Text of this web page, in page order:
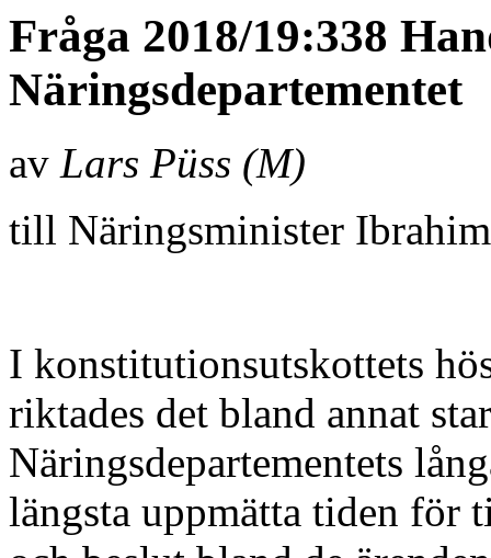
Fråga 2018/19:338
Näringsdepartementet
av Lars Püss (M)
till Näringsminister
I konstitutionsutskottets
riktades det bland annat
Näringsdepartementets
längsta uppmätta tiden för